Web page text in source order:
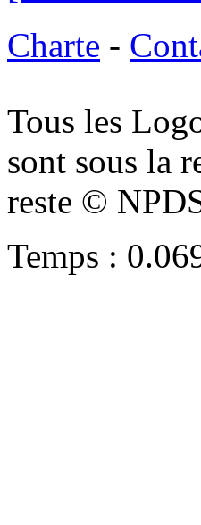
Charte -
Tous les
sont sous la
reste ©
Temps :